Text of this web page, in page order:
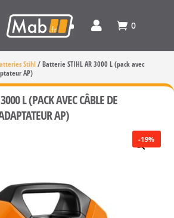
0
Stihl/Batterie STIHL AR 3000 L (pack avec
AP)
L (PACK AVEC CÂBLE DE
AP)
-19%